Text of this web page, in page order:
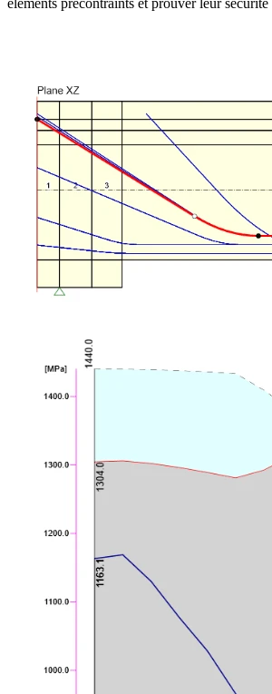
éléments précontraints et prouver leur